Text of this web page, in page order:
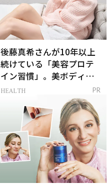
後藤真希さんが10年以上
続けている「美容プロテ
イン習慣」。美ボディを
支える朝ルーティンと
HEALTH PR